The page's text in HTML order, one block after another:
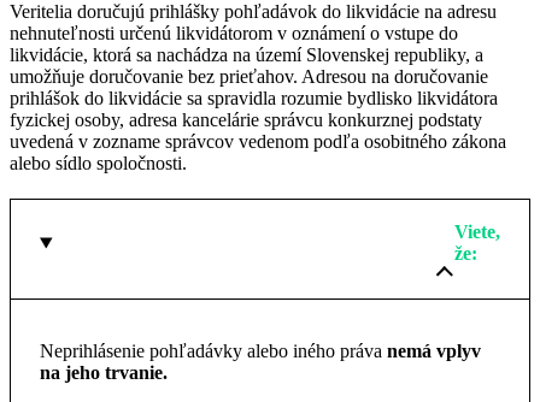
Veritelia doručujú prihlášky pohľadávok do likvidácie na adresu
nehnuteľnosti určenú likvidátorom v oznámení o vstupe do
likvidácie, ktorá sa nachádza na území Slovenskej republiky, a
umožňuje doručovanie bez prieťahov. Adresou na doručovanie
prihlášok do likvidácie sa spravidla rozumie bydlisko likvidátora
fyzickej osoby, adresa kancelárie správcu konkurznej podstaty
uvedená v zozname správcov vedenom podľa osobitného zákona
alebo sídlo spoločnosti.
Viete,
že:
Neprihlásenie pohľadávky alebo iného práva nemá vplyv
na jeho trvanie.